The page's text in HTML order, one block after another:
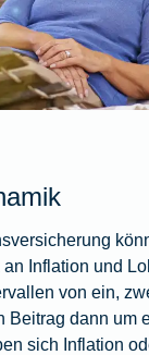
Inflation und
von ein,
Beitrag dann um
sich Inflation